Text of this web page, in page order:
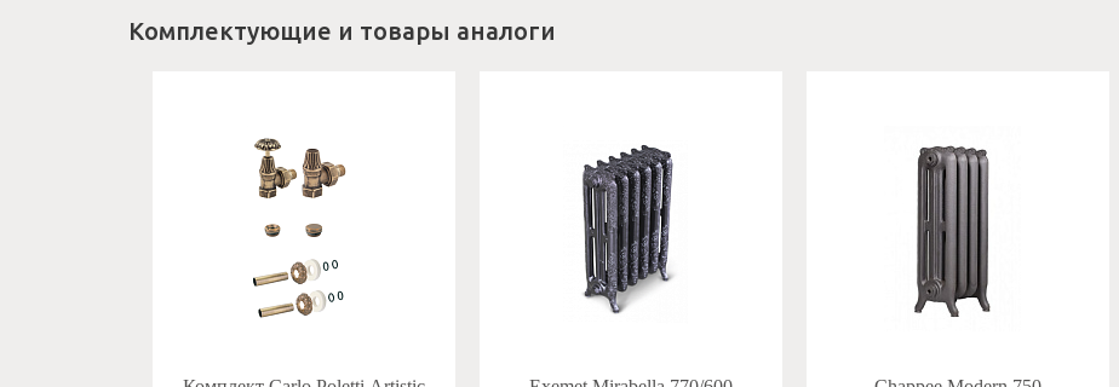
Комплектующие и товары аналоги